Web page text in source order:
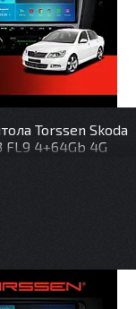
Torssen Skoda
FL9 4+64Gb 4G